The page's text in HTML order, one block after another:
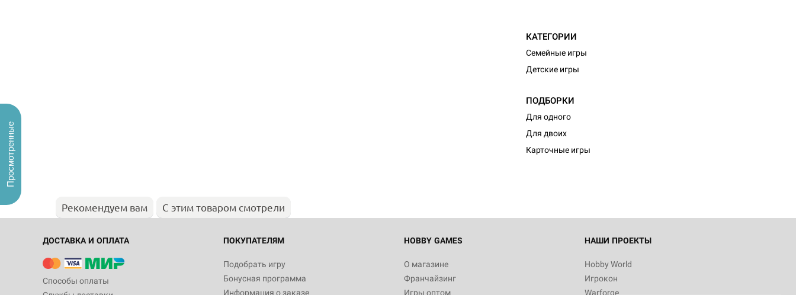
КАТЕГОРИИ
Семейные игры
Детские игры
ПОДБОРКИ
Для одного
Для двоих
Карточные игры
Рекомендуем вам С этим товаром смотрели
ДОСТАВКА И ОПЛАТА
Способы оплаты
ПОКУПАТЕЛЯМ
Подобрать игру
Бонусная программа
Информация о заказе
HOBBY GAMES
О магазине
Франчайзинг
Игры оптом
НАШИ ПРОЕКТЫ
Hobby World
Игрокон
Warforge
Просмотренные
Настольная игра Hobby World Монстры
Белая смерть
12 990
Настольная игра Hobby World Ужас